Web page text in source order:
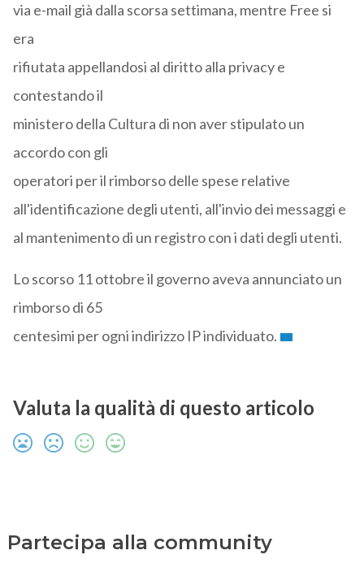
via e-mail già dalla scorsa settimana, mentre Free si
era
rifiutata appellandosi al diritto alla privacy e
contestando il
ministero della Cultura di non aver stipulato un
accordo con gli
operatori per il rimborso delle spese relative
all'identificazione degli utenti, all'invio dei messaggi e
al mantenimento di un registro con i dati degli utenti.
Lo scorso 11 ottobre il governo aveva annunciato un
rimborso di 65
centesimi per ogni indirizzo IP individuato.
Valuta la qualità di questo articolo
Partecipa alla community